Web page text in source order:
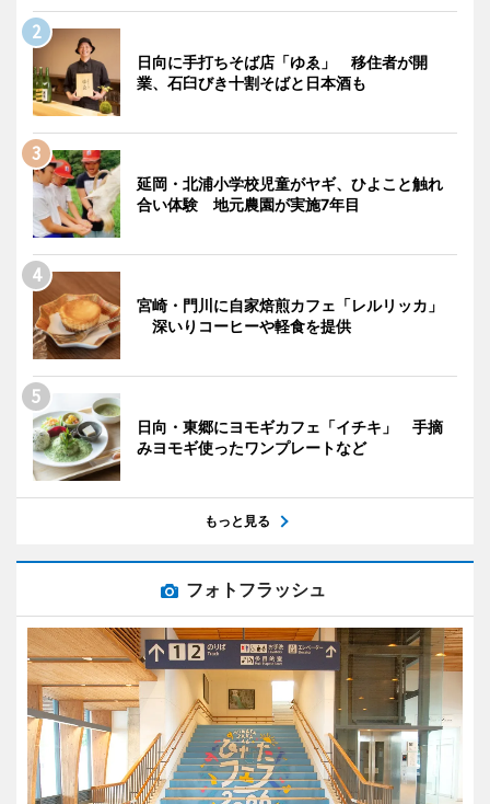
日向に手打ちそば店「ゆゑ」 移住者が開
業、石臼びき十割そばと日本酒も
延岡・北浦小学校児童がヤギ、ひよこと触れ
合い体験 地元農園が実施7年目
宮崎・門川に自家焙煎カフェ「レルリッカ」
深いりコーヒーや軽食を提供
日向・東郷にヨモギカフェ「イチキ」 手摘
みヨモギ使ったワンプレートなど
もっと見る
フォトフラッシュ